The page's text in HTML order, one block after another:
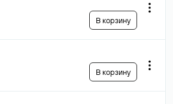
В корзину
В корзину